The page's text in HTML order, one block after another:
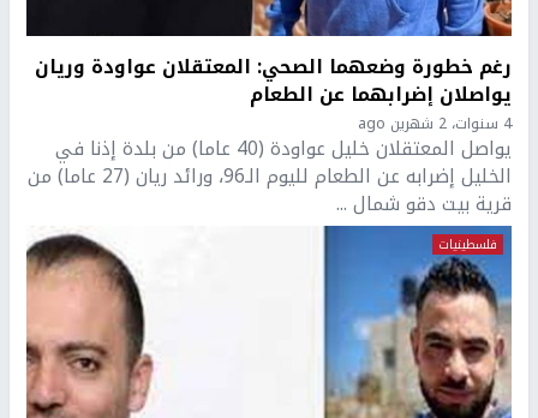
رغم خطورة وضعهما الصحي: المعتقلان عواودة وريان
يواصلان إضرابهما عن الطعام
4 سنوات، 2 شهرين ago
يواصل المعتقلان خليل عواودة (40 عاما) من بلدة إذنا في
الخليل إضرابه عن الطعام لليوم الـ96، ورائد ريان (27 عاما) من
قرية بيت دقو شمال ...
فلسطينيات